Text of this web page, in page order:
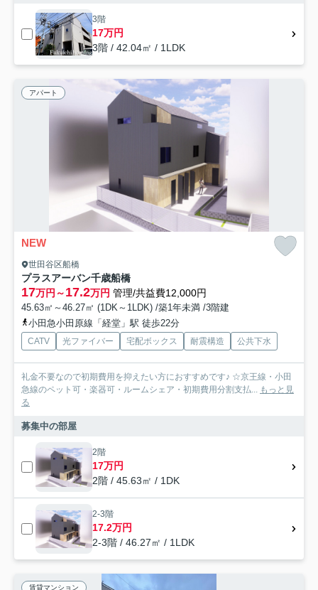
3階
17万円
3階 / 42.04㎡ / 1LDK
アパート
NEW
世田谷区船橋
プラスアーバン千歳船橋
17万円～17.2万円 管理/共益費12,000円
45.63㎡～46.27㎡ (1DK～1LDK) /築1年未満 /3階建
小田急小田原線「経堂」駅 徒歩22分
CATV 光ファイバー 宅配ボックス 耐震構造 公共下水
礼金不要なので初期費用を抑えたい方におすすめです♪ ☆京王線・小田
急線のペット可・楽器可・ルームシェア・初期費用分割支払... もっと見
る
募集中の部屋
2階
17万円
2階 / 45.63㎡ / 1DK
2-3階
17.2万円
2-3階 / 46.27㎡ / 1LDK
賃貸マンション